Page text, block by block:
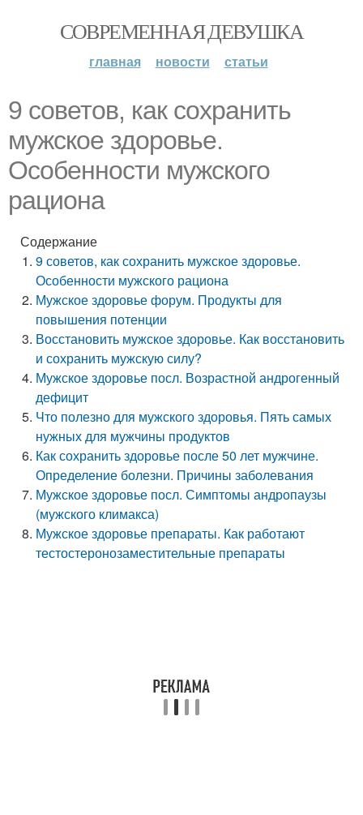
СОВРЕМЕННАЯ ДЕВУШКА
главная новости статьи
9 советов, как сохранить
мужское здоровье.
Особенности мужского
рациона
Содержание
9 советов, как сохранить мужское здоровье.
Особенности мужского рациона
Мужское здоровье форум. Продукты для
повышения потенции
Восстановить мужское здоровье. Как восстановить
и сохранить мужскую силу?
Мужское здоровье посл. Возрастной андрогенный
дефицит
Что полезно для мужского здоровья. Пять самых
нужных для мужчины продуктов
Как сохранить здоровье после 50 лет мужчине.
Определение болезни. Причины заболевания
Мужское здоровье посл. Симптомы андропаузы
(мужского климакса)
Мужское здоровье препараты. Как работают
тестостеронозаместительные препараты